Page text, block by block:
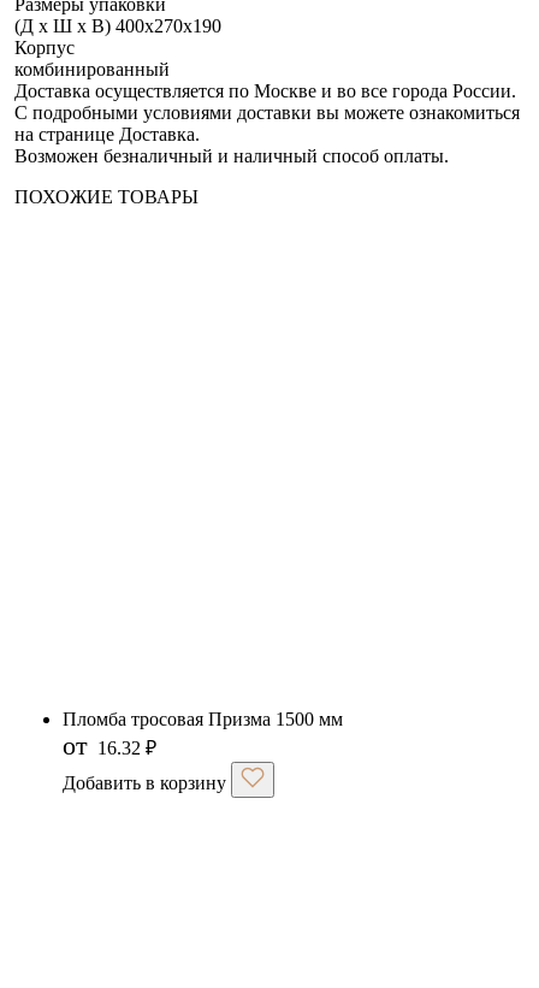
(Д х Ш х В) 400х270х190
Корпус
комбинированный
Доставка осуществляется по Москве и во все города России.
С подробными условиями доставки вы можете ознакомиться
на странице Доставка.
Возможен безналичный и наличный способ оплаты.
ПОХОЖИЕ ТОВАРЫ
Пломба тросовая Призма 1500 мм
от 16.32 ₽
Добавить в корзину